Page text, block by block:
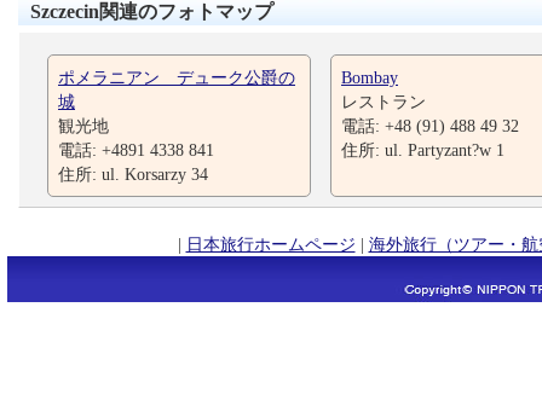
Szczecin関連のフォトマップ
ポメラニアン デューク公爵の
城
観光地
電話: +4891 4338 841
住所: ul. Korsarzy 34
Bombay
レストラン
電話: +48 (91) 488 49 32
住所: ul. Partyzant?w 1
| 日本旅行ホームページ | 海外旅行（ツアー・航